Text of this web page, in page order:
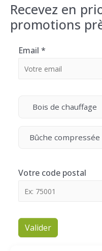
Recevez en
promotions
Email *
Bois de chauffage
Bûche compressée
Votre code postal
Valider